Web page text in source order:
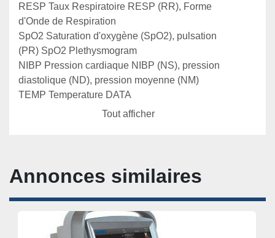
RESP Taux Respiratoire RESP (RR), Forme
d'Onde de Respiration
SpO2 Saturation d'oxygène (SpO2), pulsation
(PR) SpO2 Plethysmogram
NIBP Pression cardiaque NIBP (NS), pression
diastolique (ND), pression moyenne (NM)
TEMP Temperature DATA
CO2 Formulaires d'ondes de CO2 CO2
Tout afficher
Annonces similaires